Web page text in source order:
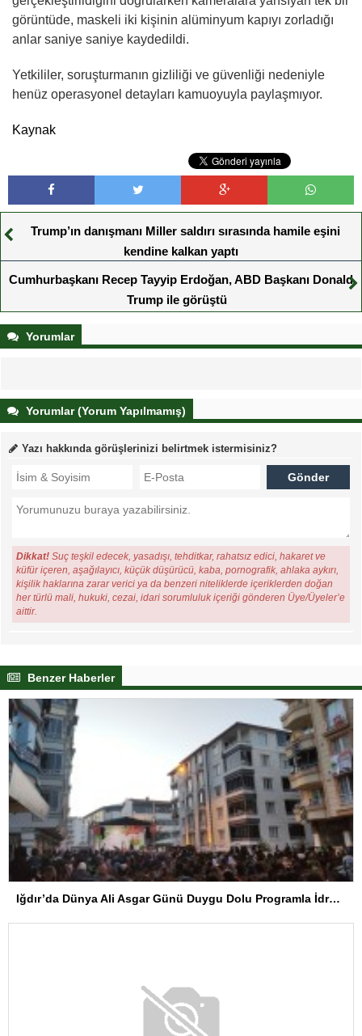
görüntüde, maskeli iki kişinin alüminyum kapıyı zorladığı
anlar saniye saniye kaydedildi.
Yetkililer, soruşturmanın gizliliği ve güvenliği nedeniyle
henüz operasyonel detayları kamuoyuyla paylaşmıyor.
Kaynak
Trump’ın danışmanı Miller saldırı sırasında hamile eşini
kendine kalkan yaptı
Cumhurbaşkanı Recep Tayyip Erdoğan, ABD Başkanı Donald
Trump ile görüştü
Yorumlar
Yorumlar (Yorum Yapılmamış)
Yazı hakkında görüşlerinizi belirtmek istermisiniz?
Dikkat! Suç teşkil edecek, yasadışı, tehditkar, rahatsız edici, hakaret ve
küfür içeren, aşağılayıcı, küçük düşürücü, kaba, pornografik, ahlaka aykırı,
kişilik haklarına zarar verici ya da benzeri niteliklerde içeriklerden doğan
her türlü mali, hukuki, cezai, idari sorumluluk içeriği gönderen Üye/Üyeler’e
aittir.
Benzer Haberler
Iğdır’da Dünya Ali Asgar Günü Duygu Dolu Programla İdrak Edildi